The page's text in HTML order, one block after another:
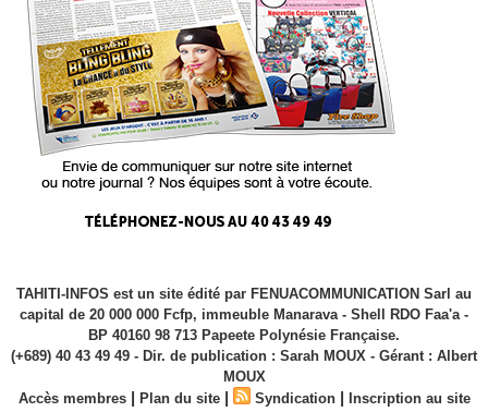
TAHITI-INFOS est un site édité par FENUACOMMUNICATION Sarl au
capital de 20 000 000 Fcfp, immeuble Manarava - Shell RDO Faa'a -
BP 40160 98 713 Papeete Polynésie Française.
(+689) 40 43 49 49 - Dir. de publication : Sarah MOUX - Gérant : Albert
MOUX
Accès membres | Plan du site | Syndication | Inscription au site